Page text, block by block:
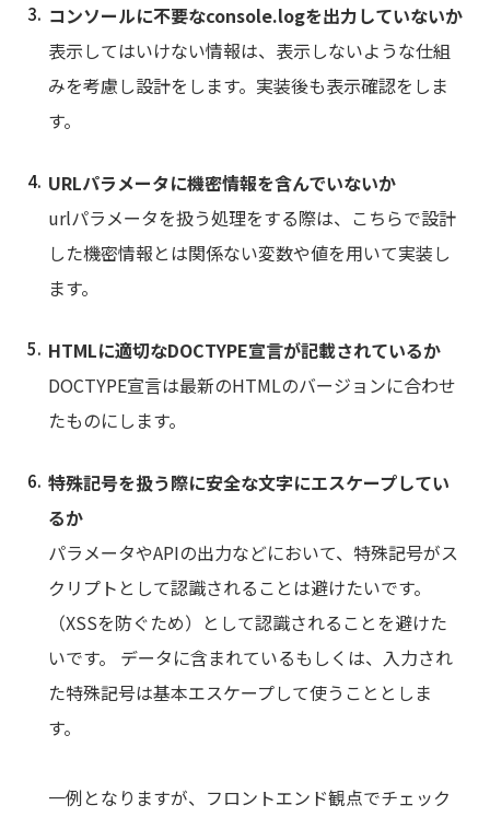
コンソールに不要なconsole.logを出力していないか
表示してはいけない情報は、表示しないような仕組
みを考慮し設計をします。実装後も表示確認をしま
す。
URLパラメータに機密情報を含んでいないか
urlパラメータを扱う処理をする際は、こちらで設計
した機密情報とは関係ない変数や値を用いて実装し
ます。
HTMLに適切なDOCTYPE宣言が記載されているか
DOCTYPE宣言は最新のHTMLのバージョンに合わせ
たものにします。
特殊記号を扱う際に安全な文字にエスケープしてい
るか
パラメータやAPIの出力などにおいて、特殊記号がス
クリプトとして認識されることは避けたいです。
（XSSを防ぐため）として認識されることを避けた
いです。 データに含まれているもしくは、入力され
た特殊記号は基本エスケープして使うこととしま
す。
一例となりますが、フロントエンド観点でチェック